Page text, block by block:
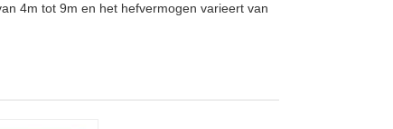
4m tot 9m en het hefvermogen varieert van